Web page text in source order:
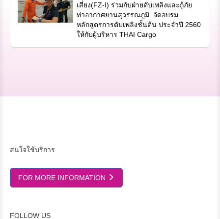
เสี่ยง(FZ-I) ร่วมกับฝ่ายดับเพลิงและกู้ภัย
ท่าอากาศยานสุวรรณภูมิ จัดอบรม
หลักสูตรการดับเพลิงชั้นต้น ประจำปี 2560
ให้กับผู้บริหาร THAI Cargo
สนใจใช้บริการ
FOR MORE INFORMATION
FOLLOW US